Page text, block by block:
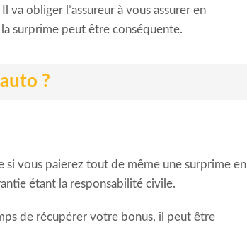
va obliger l’assureur à vous assurer en
surprime peut être conséquente.
?
si vous paierez tout de même une surprime en
étant la responsabilité civile.
de récupérer votre bonus, il peut être